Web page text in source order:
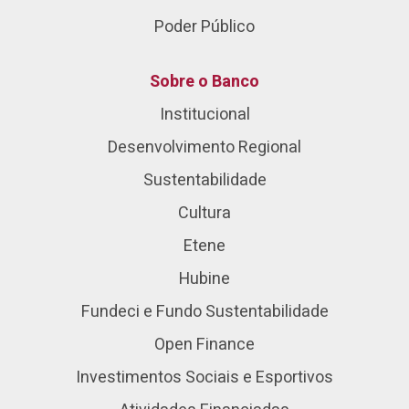
Poder Público
Sobre o Banco
Institucional
Desenvolvimento Regional
Sustentabilidade
Cultura
Etene
Hubine
Fundeci e Fundo Sustentabilidade
Open Finance
Investimentos Sociais e Esportivos